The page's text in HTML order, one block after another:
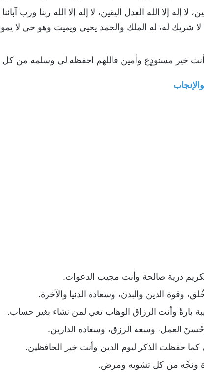
لا إله إلا الله العدل اليقين، لا إله إلا الله ربنا ورب
لا شريك له، له الملك والحمد يحيي ويميت وهو حي لا
خير مستودٍع وأمين فاللهم احفظه لي وسلمه من كل
ذرية صالحة وأنت مجيب الدعوات.
وقوة الدين والبدن، وسعادة الدنيا والآخرة.
بارةً وأنت الرزاق الوهاب تعي لمن تشاء بغير حساب.
العمل، وسعة الرزق، وسعادة الدارين.
حفظت الذكر ليوم الدين وأنت خير الحافظين.
ونجِّه من كل تشويه ومرض.